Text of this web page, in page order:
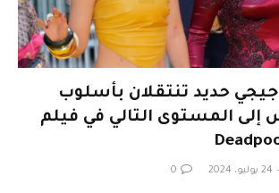
حديد تنتقلان بأسلوب
إلى المستوى التالي في فيلم
24 يوليو، 2024 0